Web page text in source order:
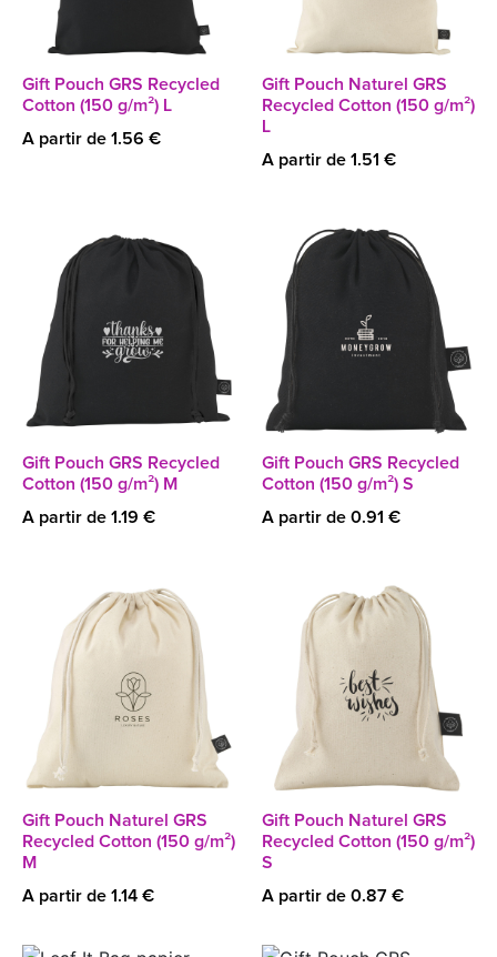
Gift Pouch GRS Recycled
Cotton (150 g/m²) L
A partir de 1.56 €
Gift Pouch Naturel GRS
Recycled Cotton (150 g/m²)
L
A partir de 1.51 €
Gift Pouch GRS Recycled
Cotton (150 g/m²) M
A partir de 1.19 €
Gift Pouch GRS Recycled
Cotton (150 g/m²) S
A partir de 0.91 €
Gift Pouch Naturel GRS
Recycled Cotton (150 g/m²)
M
A partir de 1.14 €
Gift Pouch Naturel GRS
Recycled Cotton (150 g/m²)
S
A partir de 0.87 €